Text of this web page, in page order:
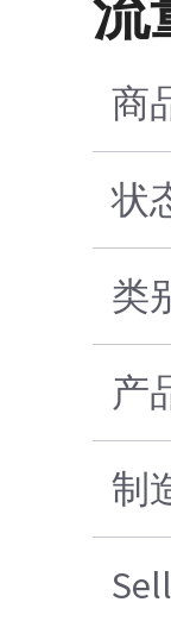
商
状
类
产
制